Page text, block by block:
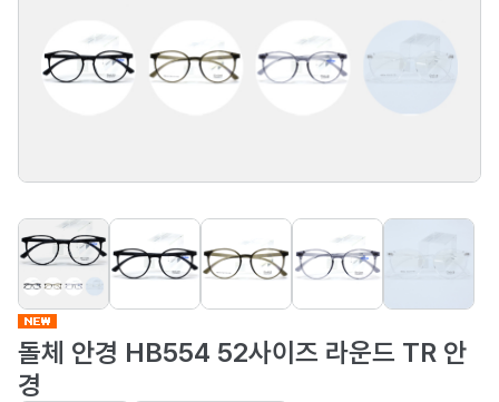
돌체 안경 HB554 52사이즈 라운드 TR 안
경